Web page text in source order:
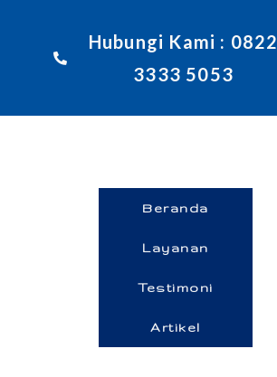
Hubungi Kami : 0822
3333 5053
Beranda
Layanan
Testimoni
Artikel